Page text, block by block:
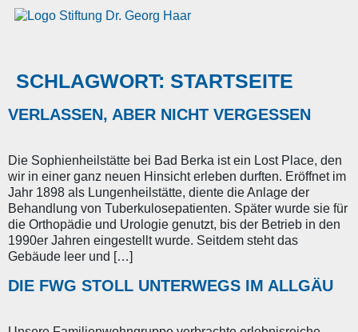
SCHLAGWORT: STARTSEITE
VERLASSEN, ABER NICHT VERGESSEN
Die Sophienheilstätte bei Bad Berka ist ein Lost Place, den
wir in einer ganz neuen Hinsicht erleben durften. Eröffnet im
Jahr 1898 als Lungenheilstätte, diente die Anlage der
Behandlung von Tuberkulosepatienten. Später wurde sie für
die Orthopädie und Urologie genutzt, bis der Betrieb in den
1990er Jahren eingestellt wurde. Seitdem steht das
Gebäude leer und […]
DIE FWG STOLL UNTERWEGS IM ALLGÄU